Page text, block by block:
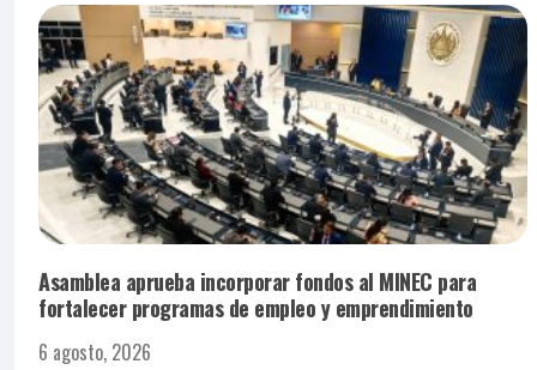
Asamblea aprueba incorporar fondos al MINEC para
fortalecer programas de empleo y emprendimiento
6 agosto, 2026